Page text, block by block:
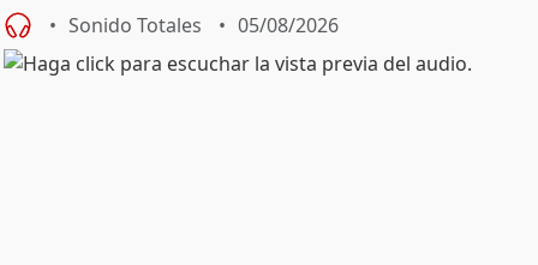
Sonido Totales 05/08/2026